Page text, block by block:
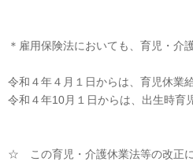
＊雇用保険法においても、育児・介
令和４年４月１日からは、育児休業
令和４年10月１日からは、出生時育
☆ この育児・介護休業法等の改正